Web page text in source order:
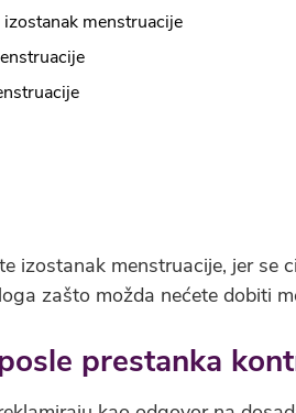
menstruacije
izostanak menstruacije, jer se
zašto možda nećete dobiti
prestanka